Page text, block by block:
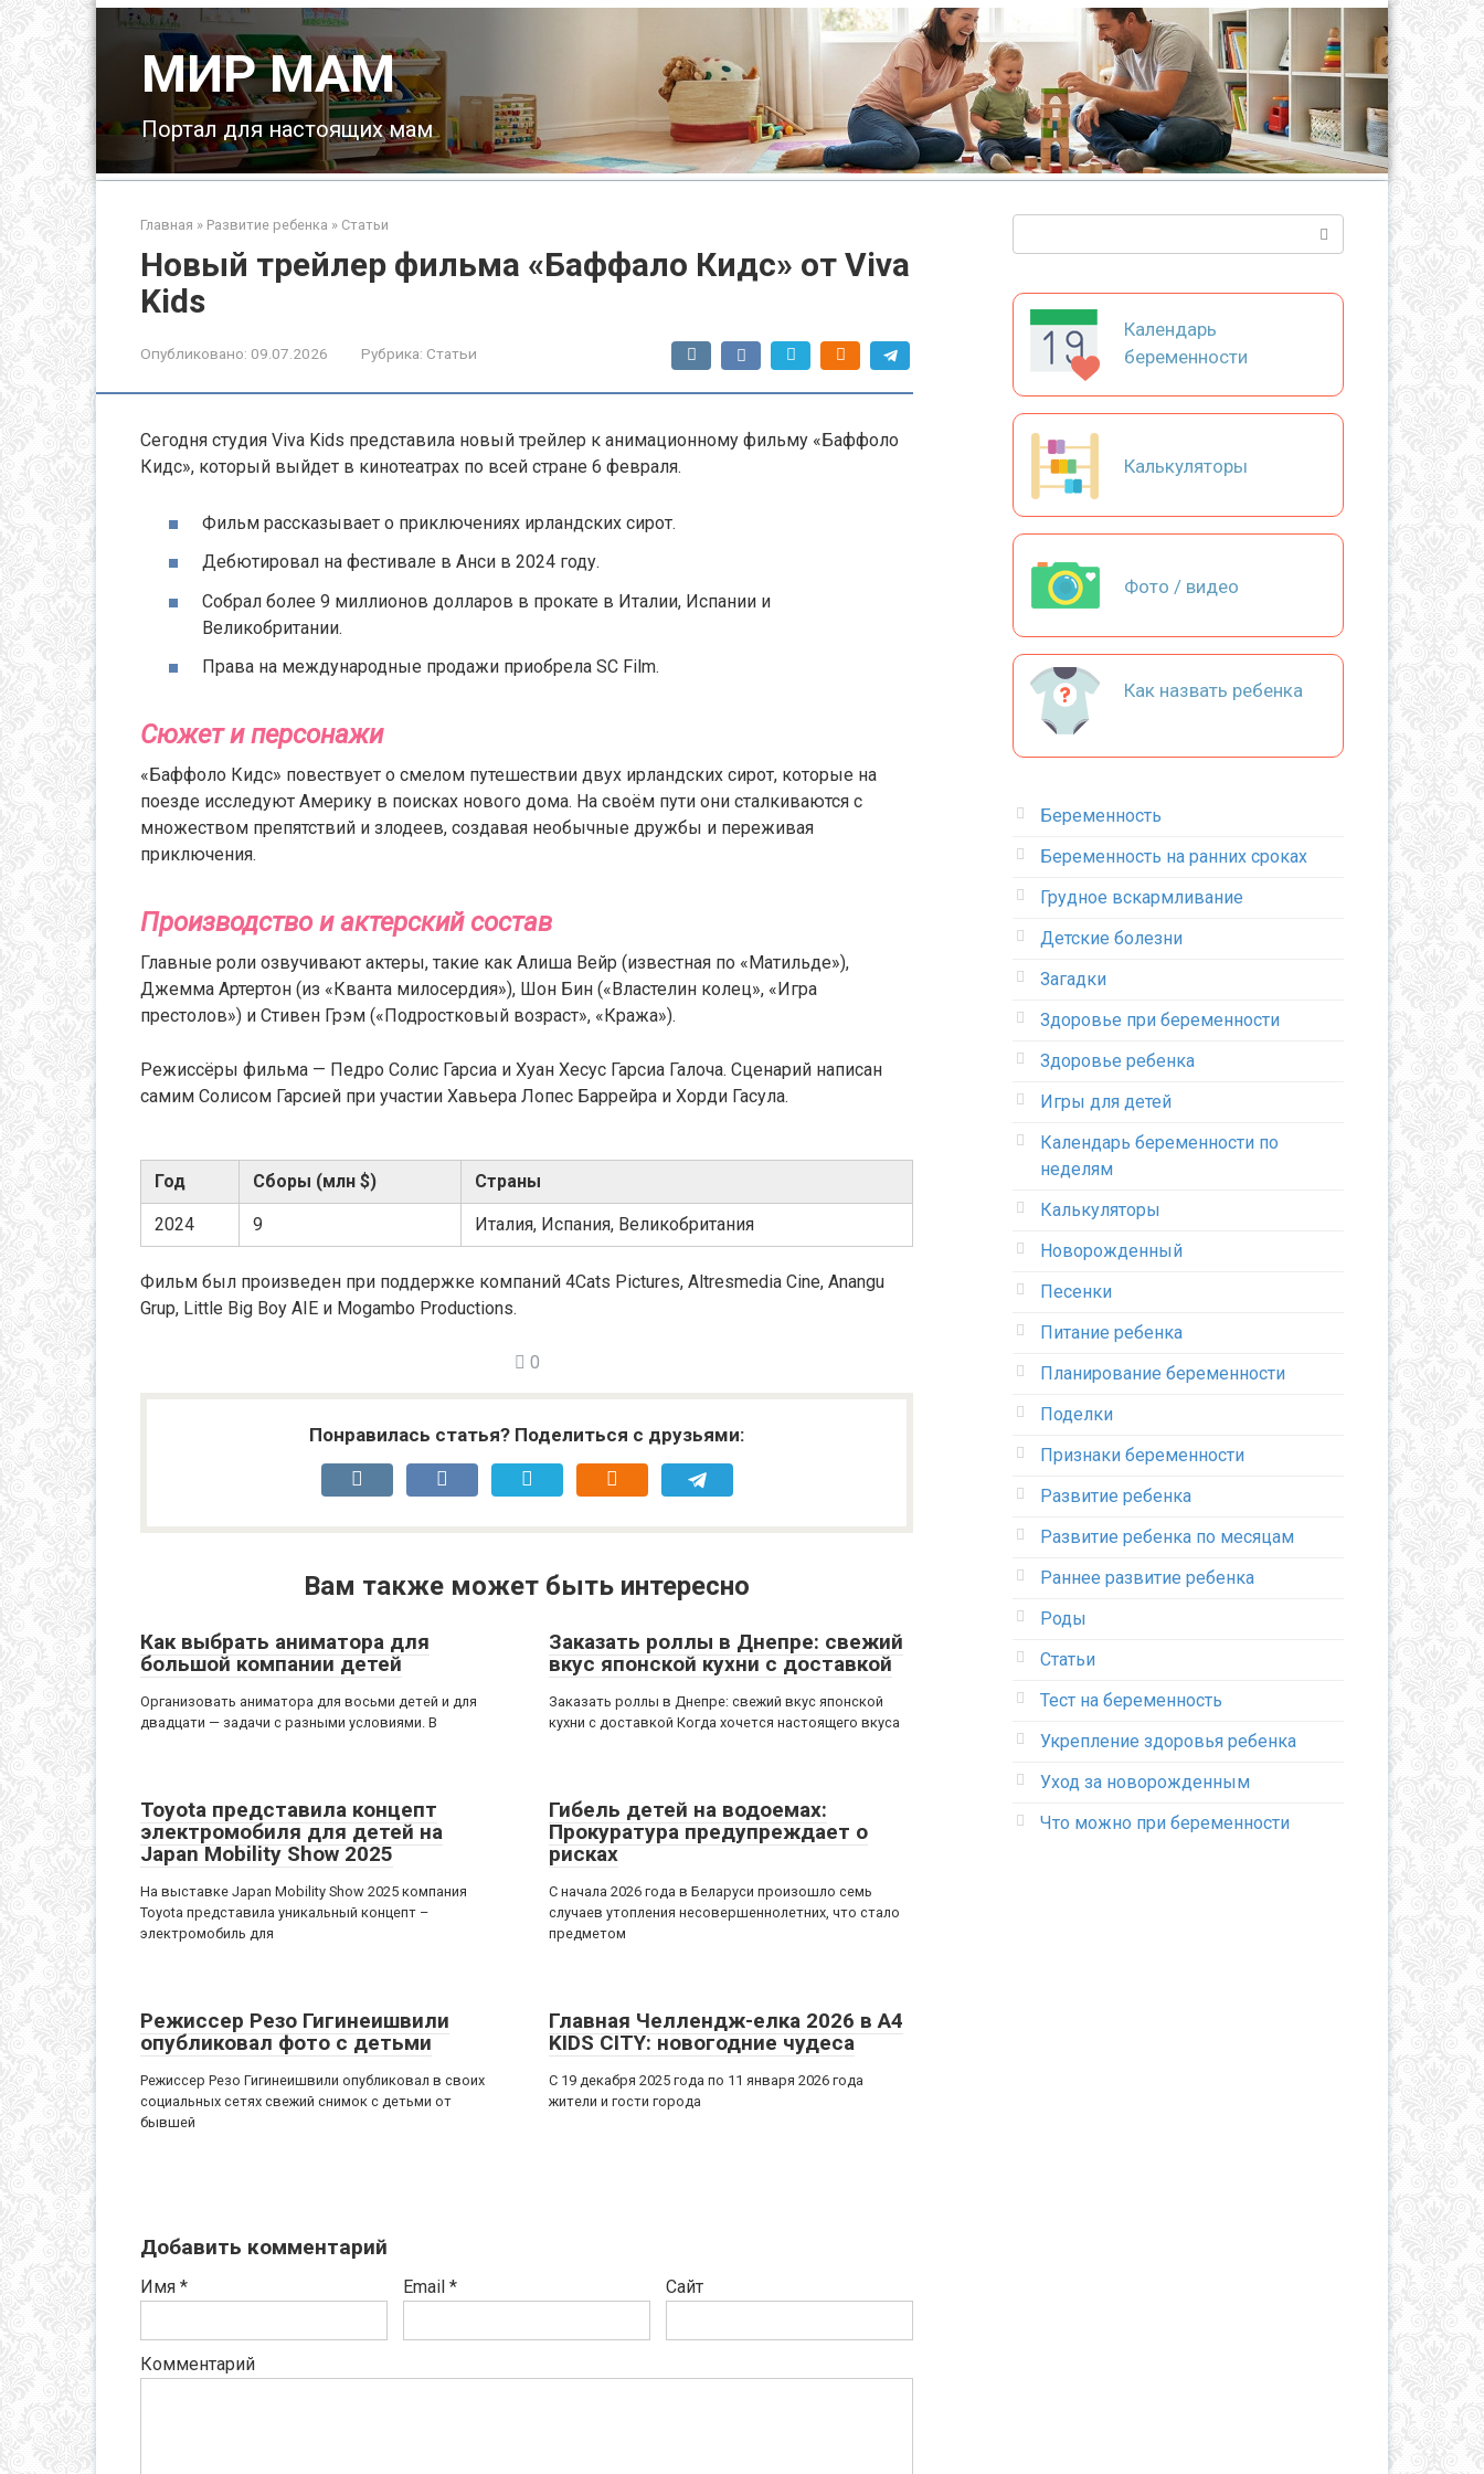
МИР МАМ
Портал для настоящих мам
Главная » Развитие ребенка » Статьи
Новый трейлер фильма «Баффало Кидс» от Viva
Kids
Опубликовано: 09.07.2026 Рубрика: Статьи
Сегодня студия Viva Kids представила новый трейлер к анимационному фильму «Баффоло
Кидс», который выйдет в кинотеатрах по всей стране 6 февраля.
Фильм рассказывает о приключениях ирландских сирот.
Дебютировал на фестивале в Анси в 2024 году.
Собрал более 9 миллионов долларов в прокате в Италии, Испании и
Великобритании.
Права на международные продажи приобрела SC Film.
Сюжет и персонажи
«Баффоло Кидс» повествует о смелом путешествии двух ирландских сирот, которые на
поезде исследуют Америку в поисках нового дома. На своём пути они сталкиваются с
множеством препятствий и злодеев, создавая необычные дружбы и переживая
приключения.
Производство и актерский состав
Главные роли озвучивают актеры, такие как Алиша Вейр (известная по «Матильде»),
Джемма Артертон (из «Кванта милосердия»), Шон Бин («Властелин колец», «Игра
престолов») и Стивен Грэм («Подростковый возраст», «Кража»).
Режиссёры фильма — Педро Солис Гарсиа и Хуан Хесус Гарсиа Галоча. Сценарий написан
самим Солисом Гарсией при участии Хавьера Лопес Баррейра и Хорди Гасула.
Год Сборы (млн $) Страны
2024 9 Италия, Испания, Великобритания
Фильм был произведен при поддержке компаний 4Cats Pictures, Altresmedia Cine, Anangu
Grup, Little Big Boy AIE и Mogambo Productions.
0
Понравилась статья? Поделиться с друзьями:
Вам также может быть интересно
Как выбрать аниматора для
большой компании детей
Организовать аниматора для восьми детей и для
двадцати — задачи с разными условиями. В
Заказать роллы в Днепре: свежий
вкус японской кухни с доставкой
Заказать роллы в Днепре: свежий вкус японской
кухни с доставкой Когда хочется настоящего вкуса
Toyota представила концепт
электромобиля для детей на
Japan Mobility Show 2025
На выставке Japan Mobility Show 2025 компания
Toyota представила уникальный концепт –
электромобиль для
Гибель детей на водоемах:
Прокуратура предупреждает о
рисках
С начала 2026 года в Беларуси произошло семь
случаев утопления несовершеннолетних, что стало
предметом
Режиссер Резо Гигинеишвили
опубликовал фото с детьми
Режиссер Резо Гигинеишвили опубликовал в своих
социальных сетях свежий снимок с детьми от
бывшей
Главная Челлендж-елка 2026 в A4
KIDS CITY: новогодние чудеса
С 19 декабря 2025 года по 11 января 2026 года
жители и гости города
Добавить комментарий
Имя * Email * Сайт
Комментарий
Календарь
беременности
Калькуляторы
Фото / видео
Как назвать ребенка
Беременность
Беременность на ранних сроках
Грудное вскармливание
Детские болезни
Загадки
Здоровье при беременности
Здоровье ребенка
Игры для детей
Календарь беременности по
неделям
Калькуляторы
Новорожденный
Песенки
Питание ребенка
Планирование беременности
Поделки
Признаки беременности
Развитие ребенка
Развитие ребенка по месяцам
Раннее развитие ребенка
Роды
Статьи
Тест на беременность
Укрепление здоровья ребенка
Уход за новорожденным
Что можно при беременности